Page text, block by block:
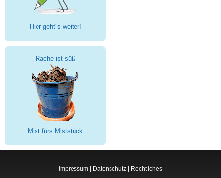
Hier geht´s weiter!
Rache ist süß
Mist fürs Miststück
Impressum Datenschutz
Rechtliches